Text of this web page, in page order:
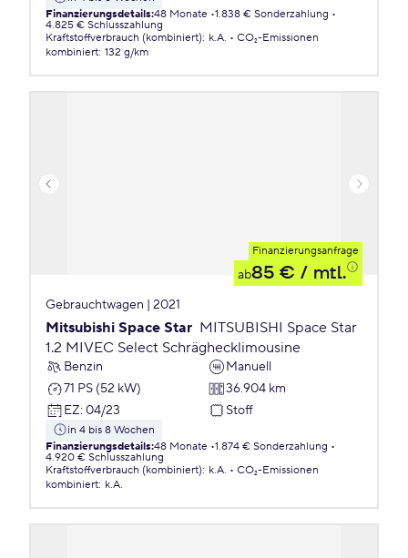
Finanzierungsdetails:48 Monate 1.838 € Sonderzahlung
4.825 € Schlusszahlung
Kraftstoffverbrauch (kombiniert): k.A.
CO₂-Emissionen
kombiniert: 132 g/km
Finanzierungsanfrage
ab85 € / mtl.
Gebrauchtwagen | 2021
Mitsubishi Space Star MITSUBISHI Space Star
1.2 MIVEC Select Schräghecklimousine
Benzin
Manuell
71 PS (52 kW)
36.904 km
EZ: 04/23 Stoff
in 4 bis 8 Wochen
Finanzierungsdetails:48 Monate 1.874 € Sonderzahlung
4.920 € Schlusszahlung
Kraftstoffverbrauch (kombiniert): k.A.
CO₂-Emissionen
kombiniert: k.A.